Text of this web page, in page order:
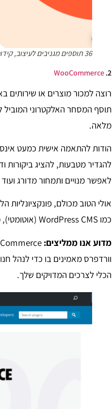
36 תוספים מגניבים לעיצוב, קידום ושיווק של וורדפרס
2.
WooCommerce
תוסף המסחר האלקטרוני המוביל
מלאה.
הודות להתאמה אישית כמעט
להגדיר מטבעות, להציג ביקורות
לאפשר מנויים ותמחור מדורג
כמו WordPress CMS (אוטומטי), מה שמבטיח שאתה משתמש בתוסף איכותי ואמין.
מדוע אנו ממליצים:
וורדפרס מאמינים בו כדי לנהל
הכלי לצרכים המדויקים שלך.